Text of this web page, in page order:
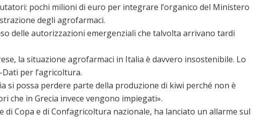
pochi milioni di euro per integrare l’organico del Ministero
degli agrofarmaci.
delle autorizzazioni emergenziali che talvolta arrivano tardi
la situazione agrofarmaci in Italia è davvero insostenibile. Lo
Dati per l’agricoltura.
si possa perdere parte della produzione di kiwi perché non è
che in Grecia invece vengono impiegati».
di Copa e di Confagricoltura nazionale, ha lanciato un allarme sul